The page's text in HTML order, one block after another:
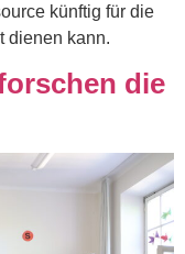
künftig für die
dienen kann.
die